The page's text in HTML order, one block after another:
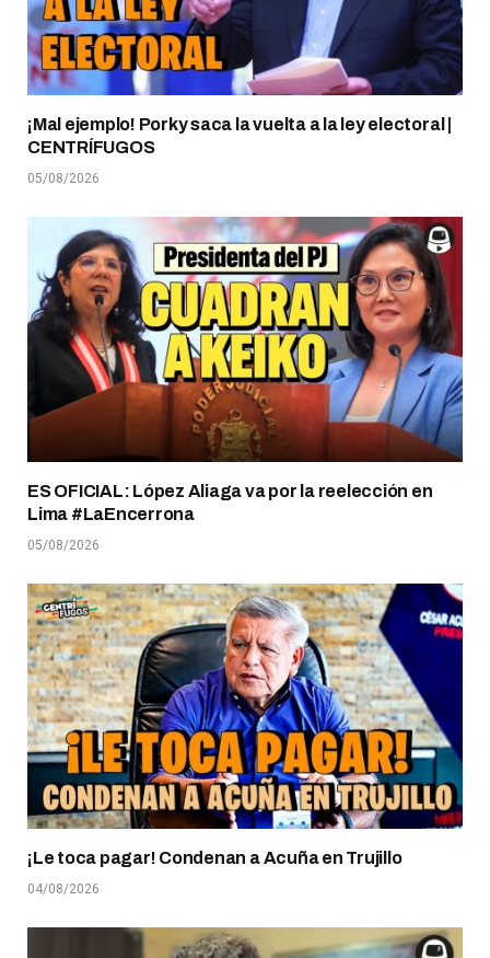
¡Mal ejemplo! Porky saca la vuelta a la ley electoral |
CENTRÍFUGOS
05/08/2026
ES OFICIAL: López Aliaga va por la reelección en
Lima #LaEncerrona
05/08/2026
¡Le toca pagar! Condenan a Acuña en Trujillo
04/08/2026